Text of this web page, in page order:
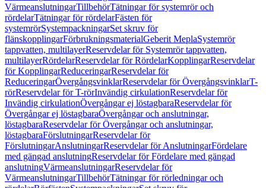
VärmeanslutningarTillbehörTätningar för systemrör och
rördelarTätningar för rördelarFästen för
systemrörSystempackningarSet skruv för
flänskopplingarFörbrukningsmaterialGeberit MeplaSystemrör
tappvatten, multilayerReservdelar för Systemrör tappvatten,
multilayerRördelarReservdelar för RördelarKopplingarReservdelar
för KopplingarReduceringarReservdelar för
ReduceringarÖvergångsvinklarReservdelar för ÖvergångsvinklarT-
rörReservdelar för T-rörInvändig cirkulationReservdelar för
Invändig cirkulationÖvergångar ej löstagbaraReservdelar för
Övergångar ej löstagbaraÖvergångar och anslutningar,
löstagbaraReservdelar för Övergångar och anslutningar,
löstagbaraFörslutningarReservdelar för
FörslutningarAnslutningarReservdelar för AnslutningarFördelare
med gängad anslutningReservdelar för Fördelare med gängad
anslutningVärmeanslutningarReservdelar för
VärmeanslutningarTillbehörTätningar för rörledningar och